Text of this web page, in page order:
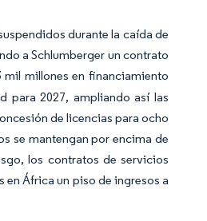
durante la caída de
a Schlumberger un contrato
millones en financiamiento
para 2027, ampliando así las
de licencias para ocho
se mantengan por encima de
los contratos de servicios
África un piso de ingresos a